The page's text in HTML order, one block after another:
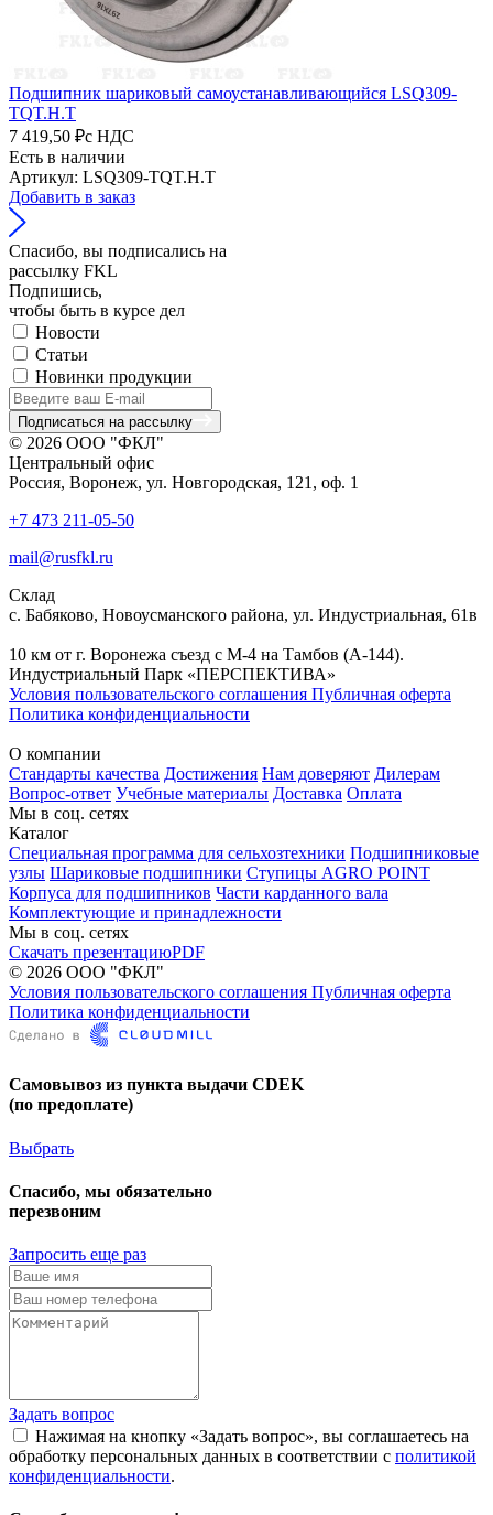
Подшипник шариковый самоустанавливающийся LSQ309-
TQT.H.T
7 419,50 ₽с НДС
Есть в наличии
Артикул: LSQ309-TQT.H.T
Добавить в заказ
Спасибо, вы подписались на
рассылку FKL
Подпишись,
чтобы быть в курсе дел
Новости
Статьи
Новинки продукции
Подписаться на рассылку
© 2026 ООО "ФКЛ"
Центральный офис
Россия, Воронеж, ул. Новгородская, 121, оф. 1
+7 473 211-05-50
mail@rusfkl.ru
Склад
с. Бабяково, Новоусманского района, ул. Индустриальная, 61в
10 км от г. Воронежа съезд с М-4 на Тамбов (А-144).
Индустриальный Парк «ПЕРСПЕКТИВА»
Условия пользовательского соглашения Публичная оферта
Политика конфиденциальности
О компании
Стандарты качества Достижения Нам доверяют Дилерам
Вопрос-ответ Учебные материалы Доставка Оплата
Мы в соц. сетях
Каталог
Специальная программа для сельхозтехники Подшипниковые
узлы Шариковые подшипники Ступицы AGRO POINT
Корпуса для подшипников Части карданного вала
Комплектующие и принадлежности
Мы в соц. сетях
Скачать презентациюPDF
© 2026 ООО "ФКЛ"
Условия пользовательского соглашения Публичная оферта
Политика конфиденциальности
Самовывоз из пункта выдачи CDEK
(по предоплате)
Выбрать
Спасибо, мы обязательно
перезвоним
Запросить еще раз
Задать вопрос
Нажимая на кнопку «Задать вопрос», вы соглашаетесь на
обработку персональных данных в соответствии с политикой
конфиденциальности.